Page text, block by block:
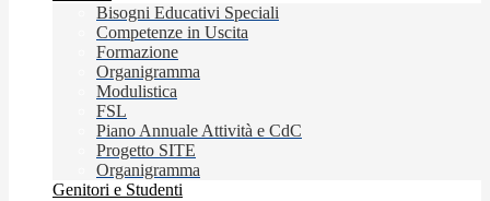
Bisogni Educativi Speciali
Competenze in Uscita
Formazione
Organigramma
Modulistica
FSL
Piano Annuale Attività e CdC
Progetto SITE
Organigramma
Genitori e Studenti